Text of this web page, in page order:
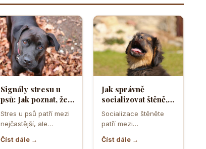
Signály stresu u
psů: Jak poznat, že
se váš čtyřnohý
přítel necítí
komfortně
Stres u psů patří mezi
nejčastější, ale
nejpodceňovanější
Číst dále →
Jak správně
socializovat štěně,
aby z něj vyrostl
sebevědomý a
klidný pes
Socializace štěněte
patří mezi
prvních měsíců života.
Číst dále →